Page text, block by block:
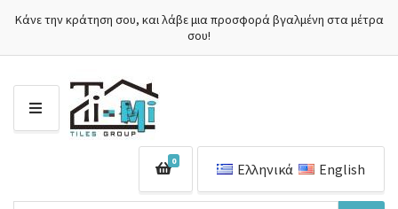
Κάνε την κράτηση σου, και λάβε μια προσφορά βγαλμένη στα μέτρα
σου!
Μ
Ε
0 Ελληνικά English